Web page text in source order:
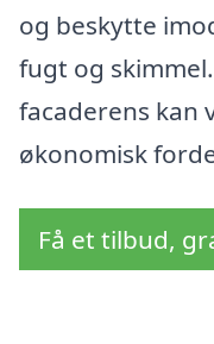
og beskytte
fugt og
facaderens kan
økonomisk
Få et tilbud,